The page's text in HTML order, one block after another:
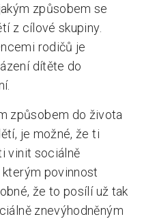
způsobem se
z cílové skupiny.
rodičů je
dítěte do
způsobem do života
je možné, že ti
vinit sociálně
kterým povinnost
že to posílí už tak
znevýhodněným